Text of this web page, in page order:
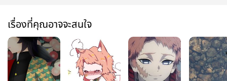
เรื่องที่คุณอาจจะสนใจ